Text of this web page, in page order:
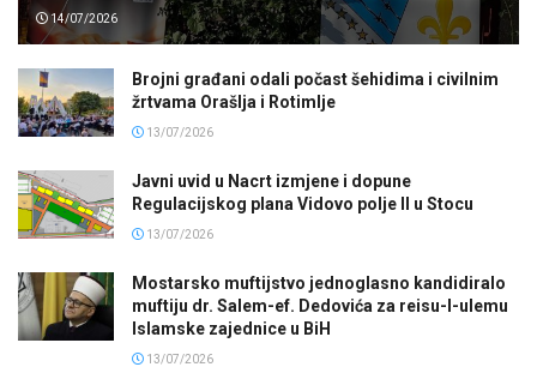
14/07/2026
Brojni građani odali počast šehidima i civilnim
žrtvama Orašlja i Rotimlje
13/07/2026
Javni uvid u Nacrt izmjene i dopune
Regulacijskog plana Vidovo polje II u Stocu
13/07/2026
Mostarsko muftijstvo jednoglasno kandidiralo
muftiju dr. Salem-ef. Dedovića za reisu-l-ulemu
Islamske zajednice u BiH
13/07/2026